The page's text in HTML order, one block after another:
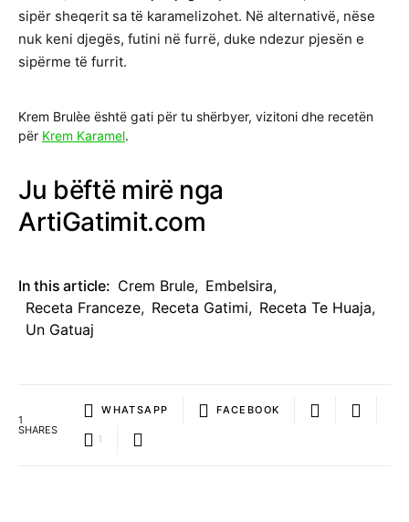
sipër sheqerit sa të karamelizohet. Në alternativë, nëse
nuk keni djegës, futini në furrë, duke ndezur pjesën e
sipërme të furrit.
Krem Brulèe është gati për tu shërbyer, vizitoni dhe recetën
për Krem Karamel.
Ju bëftë mirë nga
ArtiGatimit.com
In this article: Crem Brule, Embelsira,
Receta Franceze, Receta Gatimi, Receta Te Huaja,
Un Gatuaj
1
SHARES
WHATSAPP FACEBOOK
1